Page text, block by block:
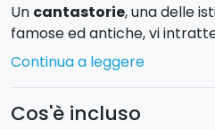
Un cantastorie, una delle
famose ed antiche, vi
i suoi racconti. Con l'aiuto di
e oltre 3000 anni di storia in
Continua a leggere
Cos'è incluso